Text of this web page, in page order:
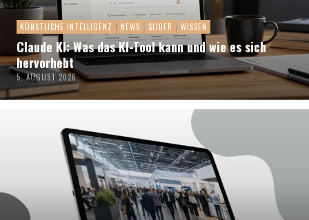
KÜNSTLICHE INTELLIGENZ NEWS SLIDER WISSEN
Claude KI: Was das KI-Tool kann und wie es sich
hervorhebt
5. AUGUST 2026